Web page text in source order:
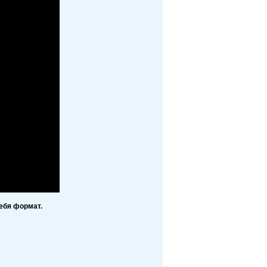
формат.